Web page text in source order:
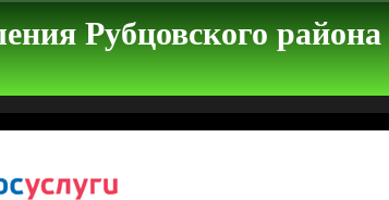
Рубцовского района